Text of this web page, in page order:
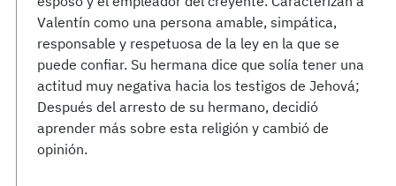
Valentín como una persona amable, simpática,
responsable y respetuosa de la ley en la que se
puede confiar. Su hermana dice que solía tener una
actitud muy negativa hacia los testigos de Jehová;
Después del arresto de su hermano, decidió
aprender más sobre esta religión y cambió de
opinión.